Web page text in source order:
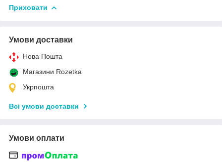
Приховати
Умови доставки
Нова Пошта
Магазини Rozetka
Укрпошта
Всі умови доставки
Умови оплати